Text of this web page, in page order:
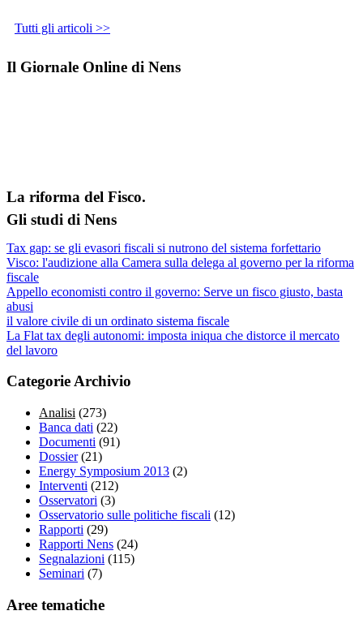
Tutti gli articoli >>
Il Giornale Online di Nens
La riforma del Fisco.
Gli studi di Nens
Tax gap: se gli evasori fiscali si nutrono del sistema forfettario
Visco: l'audizione alla Camera sulla delega al governo per la riforma
fiscale
Appello economisti contro il governo: Serve un fisco giusto, basta
abusi
il valore civile di un ordinato sistema fiscale
La Flat tax degli autonomi: imposta iniqua che distorce il mercato
del lavoro
Categorie Archivio
Analisi (273)
Banca dati (22)
Documenti (91)
Dossier (21)
Energy Symposium 2013 (2)
Interventi (212)
Osservatori (3)
Osservatorio sulle politiche fiscali (12)
Rapporti (29)
Rapporti Nens (24)
Segnalazioni (115)
Seminari (7)
Aree tematiche